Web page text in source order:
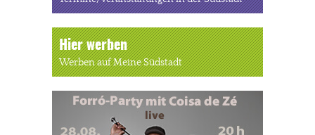
Hier werben
Werben auf Meine Südstadt